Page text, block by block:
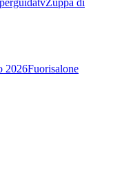
2026Fuorisalone